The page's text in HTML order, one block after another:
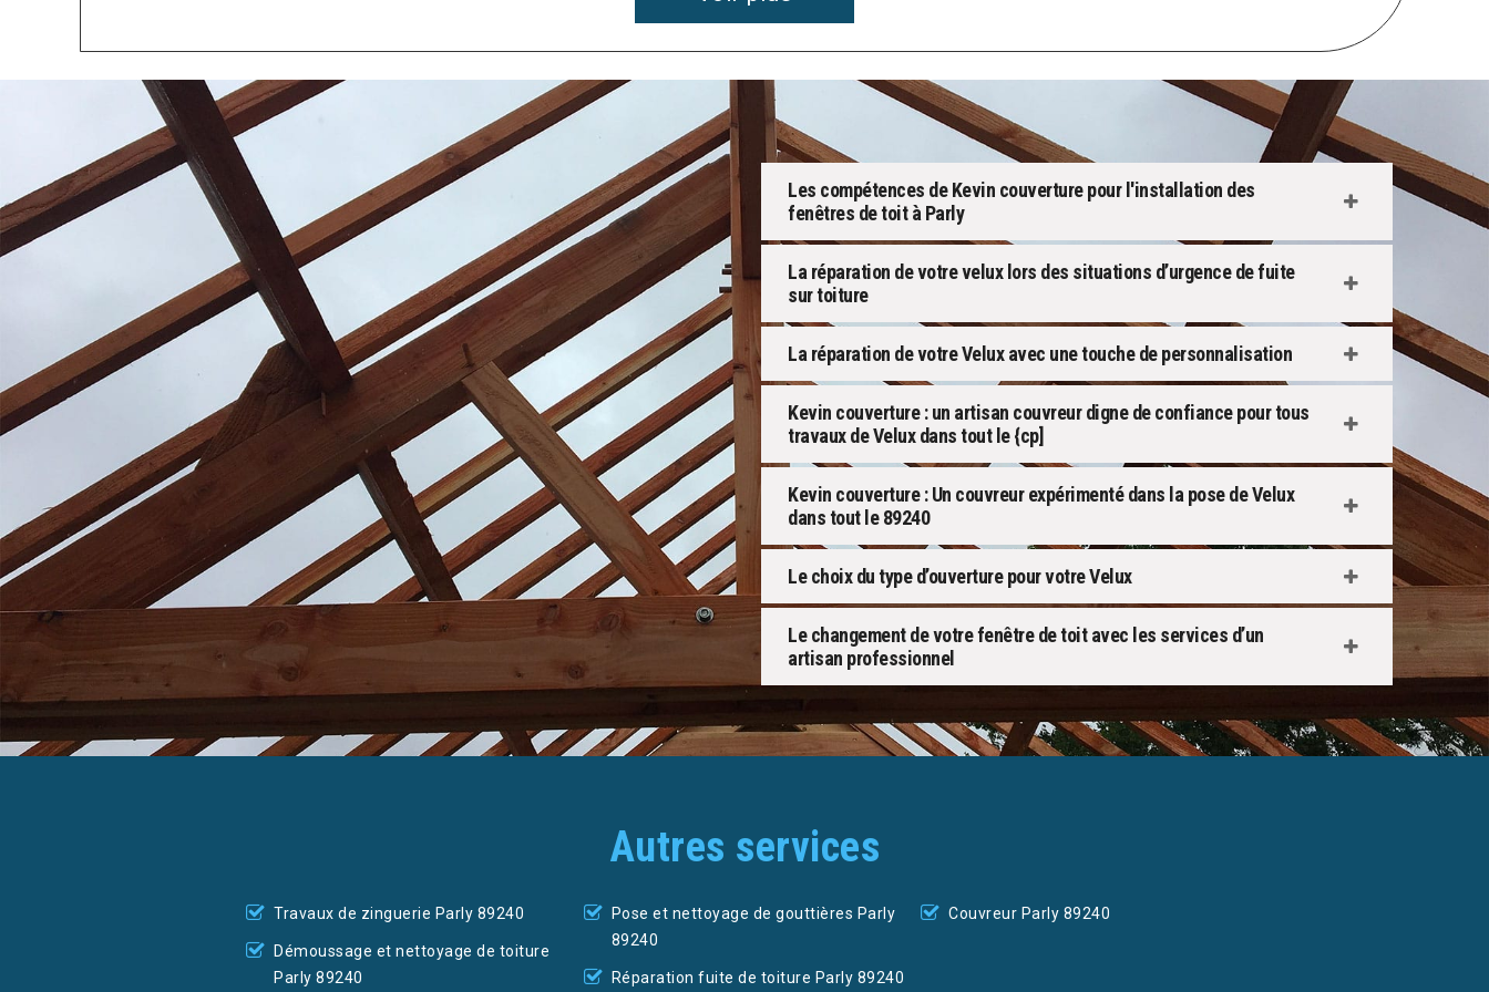
Les compétences de Kevin couverture pour l'installation des
fenêtres de toit à Parly
La réparation de votre velux lors des situations d’urgence de fuite
sur toiture
La réparation de votre Velux avec une touche de personnalisation
Kevin couverture : un artisan couvreur digne de confiance pour tous
travaux de Velux dans tout le {cp]
Kevin couverture : Un couvreur expérimenté dans la pose de Velux
dans tout le 89240
Le choix du type d’ouverture pour votre Velux
Le changement de votre fenêtre de toit avec les services d’un
artisan professionnel
Autres services
Travaux de zinguerie Parly 89240
Démoussage et nettoyage de toiture
Parly 89240
Pose et nettoyage de gouttières Parly
89240
Réparation fuite de toiture Parly 89240
Couvreur Parly 89240